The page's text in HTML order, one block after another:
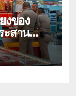
ะสาน